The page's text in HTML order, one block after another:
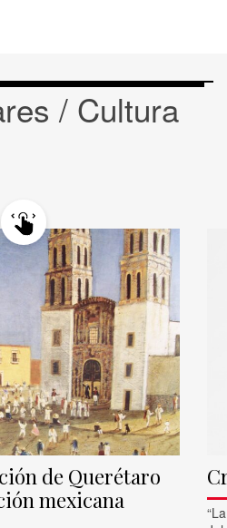
/ Cultura
de Querétaro
mexicana